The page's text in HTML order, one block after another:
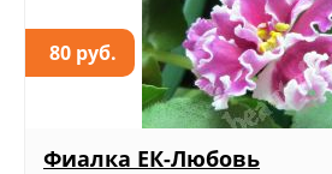
80 руб.
Фиалка ЕК-Любовь